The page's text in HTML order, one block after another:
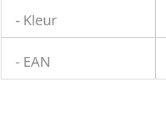
- Kleur
- EAN